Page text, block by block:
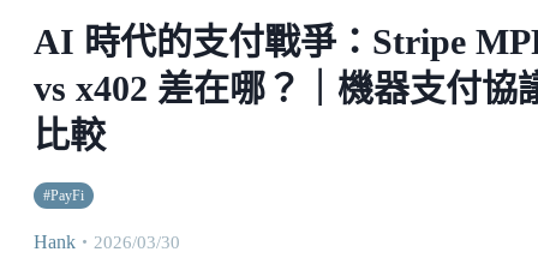
AI 時代的支付戰爭：Stripe
vs x402 差在哪？｜機器支付協
比較
#PayFi
Hank ・ 2026/03/30